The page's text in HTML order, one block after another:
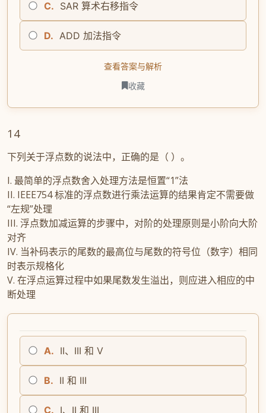
C. SAR 算术右移指令
D. ADD 加法指令
查看答案与解析
收藏
14
下列关于浮点数的说法中，正确的是（ ）。
I. 最简单的浮点数舍入处理方法是恒置“1”法
II. IEEE754 标准的浮点数进行乘法运算的结果肯定不需要做
“左规”处理
III. 浮点数加减运算的步骤中，对阶的处理原则是小阶向大阶
对齐
IV. 当补码表示的尾数的最高位与尾数的符号位（数字）相同
时表示规格化
V. 在浮点运算过程中如果尾数发生溢出，则应进入相应的中
断处理
A. II、III 和 V
B. II 和 III
C. I、II 和 III